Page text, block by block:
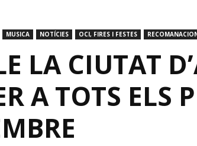
MUSICA NOTÍCIES OCI, FIRES I FESTES
LA CIUTAT
A TOTS ELS